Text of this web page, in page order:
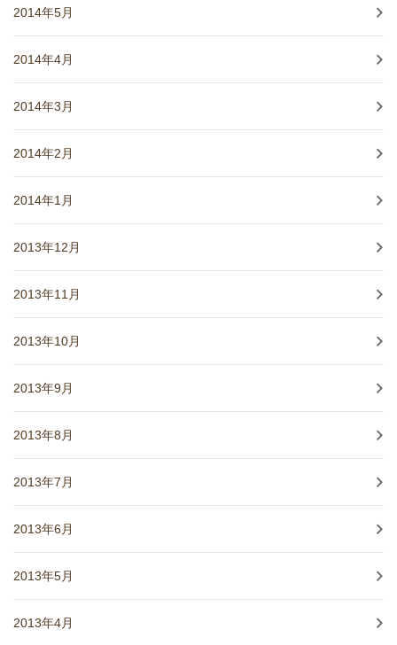
2014年5月
2014年4月
2014年3月
2014年2月
2014年1月
2013年12月
2013年11月
2013年10月
2013年9月
2013年8月
2013年7月
2013年6月
2013年5月
2013年4月